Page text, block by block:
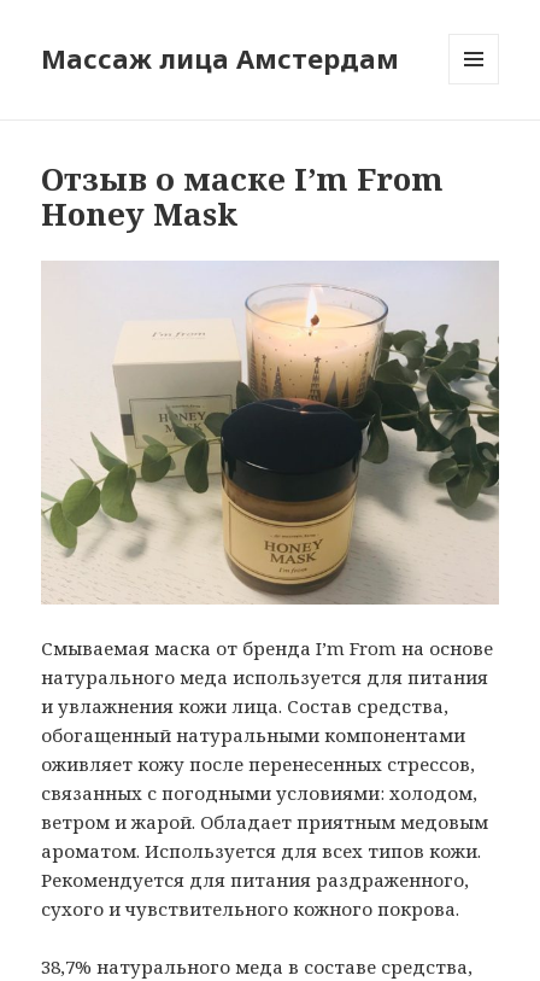
Массаж лица Амстердам
Отзыв о маске I’m From
Honey Mask
Смываемая маска от бренда I’m From на основе
натурального меда используется для питания
и увлажнения кожи лица. Состав средства,
обогащенный натуральными компонентами
оживляет кожу после перенесенных стрессов,
связанных с погодными условиями: холодом,
ветром и жарой. Обладает приятным медовым
ароматом. Используется для всех типов кожи.
Рекомендуется для питания раздраженного,
сухого и чувствительного кожного покрова.
38,7% натурального меда в составе средства,